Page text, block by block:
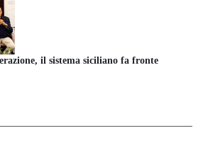
il sistema siciliano fa fronte